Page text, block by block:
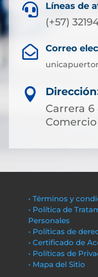
 Líneas de
(+57)
 Correo

Carrera
Comercio
• Términos y
• Política de
Personales
• Políticas de
• Certificado de
• Políticas de
• Mapa del Sitio